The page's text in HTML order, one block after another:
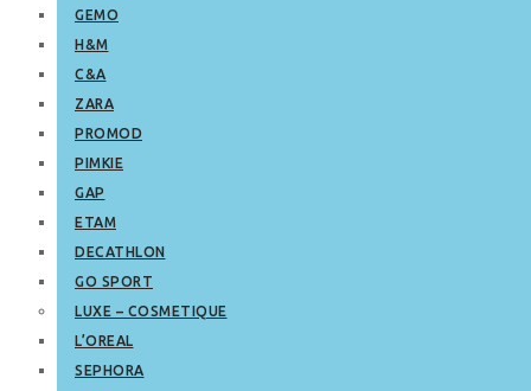
GEMO
H&M
C&A
ZARA
PROMOD
PIMKIE
GAP
ETAM
DECATHLON
GO SPORT
LUXE – COSMETIQUE
L’OREAL
SEPHORA